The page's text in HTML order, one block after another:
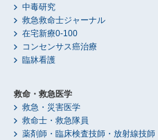
中毒研究
救急救命士ジャーナル
在宅新療0-100
コンセンサス癌治療
臨牀看護
救命・救急医学
救急・災害医学
救命士・救急隊員
薬剤師・臨床検査技師・放射線技師